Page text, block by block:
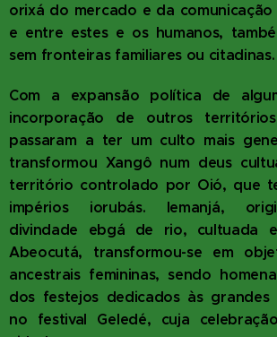
orixá do mercado e da
e entre estes e os humanos,
sem fronteiras familiares ou citadinas.
Com a expansão política de
incorporação de outros
passaram a ter um culto mais
transformou Xangô num deus
território controlado por Oió, que
impérios iorubás. Iemanjá,
divindade ebgá de rio, cultuada
Abeocutá, transformou-se em
ancestrais femininas, sendo
dos festejos dedicados às grandes
no festival Geledé, cuja